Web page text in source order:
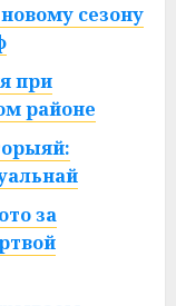
сезону
при
районе
за